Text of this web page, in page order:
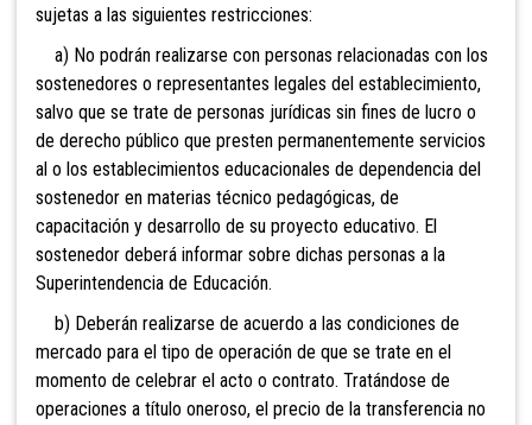
sujetas a las siguientes restricciones:
a) No podrán realizarse con personas relacionadas con los
sostenedores o representantes legales del establecimiento,
salvo que se trate de personas jurídicas sin fines de lucro o
de derecho público que presten permanentemente servicios
al o los establecimientos educacionales de dependencia del
sostenedor en materias técnico pedagógicas, de
capacitación y desarrollo de su proyecto educativo. El
sostenedor deberá informar sobre dichas personas a la
Superintendencia de Educación.
b) Deberán realizarse de acuerdo a las condiciones de
mercado para el tipo de operación de que se trate en el
momento de celebrar el acto o contrato. Tratándose de
operaciones a título oneroso, el precio de la transferencia no